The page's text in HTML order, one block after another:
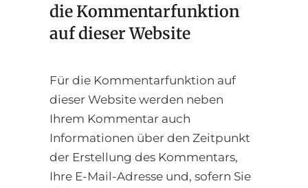
die Kommentarfunktion
auf dieser Website
Für die Kommentarfunktion auf
dieser Website werden neben
Ihrem Kommentar auch
Informationen über den Zeitpunkt
der Erstellung des Kommentars,
Ihre E-Mail-Adresse und, sofern Sie